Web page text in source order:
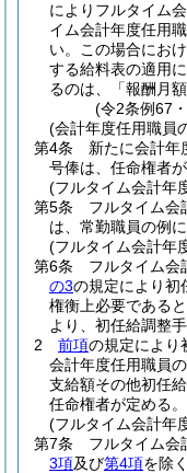
によりフルタイム
イム会計年度任用
い。
この場合にお
する給料表の適用
るのは、「報酬月額
(令2条例67
(会計年度任用職員
第4条
新たに会計年
号俸は、任命権者
(フルタイム会計年
第5条
フルタイム会
は、常勤職員の例に
(フルタイム会計年
第6条
フルタイム会
の3の規定により初
権衡上必要である
より、初任給調整
2
前項の規定により
会計年度任用職員
支給額その他初任
任命権者が定める。
(フルタイム会計年
第7条
フルタイム会
3項及び第4項を除